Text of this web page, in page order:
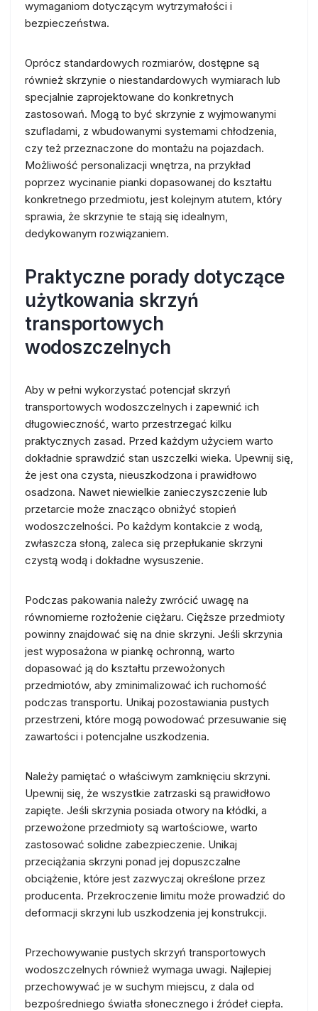
wymaganiom dotyczącym wytrzymałości i
bezpieczeństwa.
Oprócz standardowych rozmiarów, dostępne są
również skrzynie o niestandardowych wymiarach lub
specjalnie zaprojektowane do konkretnych
zastosowań. Mogą to być skrzynie z wyjmowanymi
szufladami, z wbudowanymi systemami chłodzenia,
czy też przeznaczone do montażu na pojazdach.
Możliwość personalizacji wnętrza, na przykład
poprzez wycinanie pianki dopasowanej do kształtu
konkretnego przedmiotu, jest kolejnym atutem, który
sprawia, że skrzynie te stają się idealnym,
dedykowanym rozwiązaniem.
Praktyczne porady dotyczące
użytkowania skrzyń
transportowych
wodoszczelnych
Aby w pełni wykorzystać potencjał skrzyń
transportowych wodoszczelnych i zapewnić ich
długowieczność, warto przestrzegać kilku
praktycznych zasad. Przed każdym użyciem warto
dokładnie sprawdzić stan uszczelki wieka. Upewnij się,
że jest ona czysta, nieuszkodzona i prawidłowo
osadzona. Nawet niewielkie zanieczyszczenie lub
przetarcie może znacząco obniżyć stopień
wodoszczelności. Po każdym kontakcie z wodą,
zwłaszcza słoną, zaleca się przepłukanie skrzyni
czystą wodą i dokładne wysuszenie.
Podczas pakowania należy zwrócić uwagę na
równomierne rozłożenie ciężaru. Cięższe przedmioty
powinny znajdować się na dnie skrzyni. Jeśli skrzynia
jest wyposażona w piankę ochronną, warto
dopasować ją do kształtu przewożonych
przedmiotów, aby zminimalizować ich ruchomość
podczas transportu. Unikaj pozostawiania pustych
przestrzeni, które mogą powodować przesuwanie się
zawartości i potencjalne uszkodzenia.
Należy pamiętać o właściwym zamknięciu skrzyni.
Upewnij się, że wszystkie zatrzaski są prawidłowo
zapięte. Jeśli skrzynia posiada otwory na kłódki, a
przewożone przedmioty są wartościowe, warto
zastosować solidne zabezpieczenie. Unikaj
przeciążania skrzyni ponad jej dopuszczalne
obciążenie, które jest zazwyczaj określone przez
producenta. Przekroczenie limitu może prowadzić do
deformacji skrzyni lub uszkodzenia jej konstrukcji.
Przechowywanie pustych skrzyń transportowych
wodoszczelnych również wymaga uwagi. Najlepiej
przechowywać je w suchym miejscu, z dala od
bezpośredniego światła słonecznego i źródeł ciepła.